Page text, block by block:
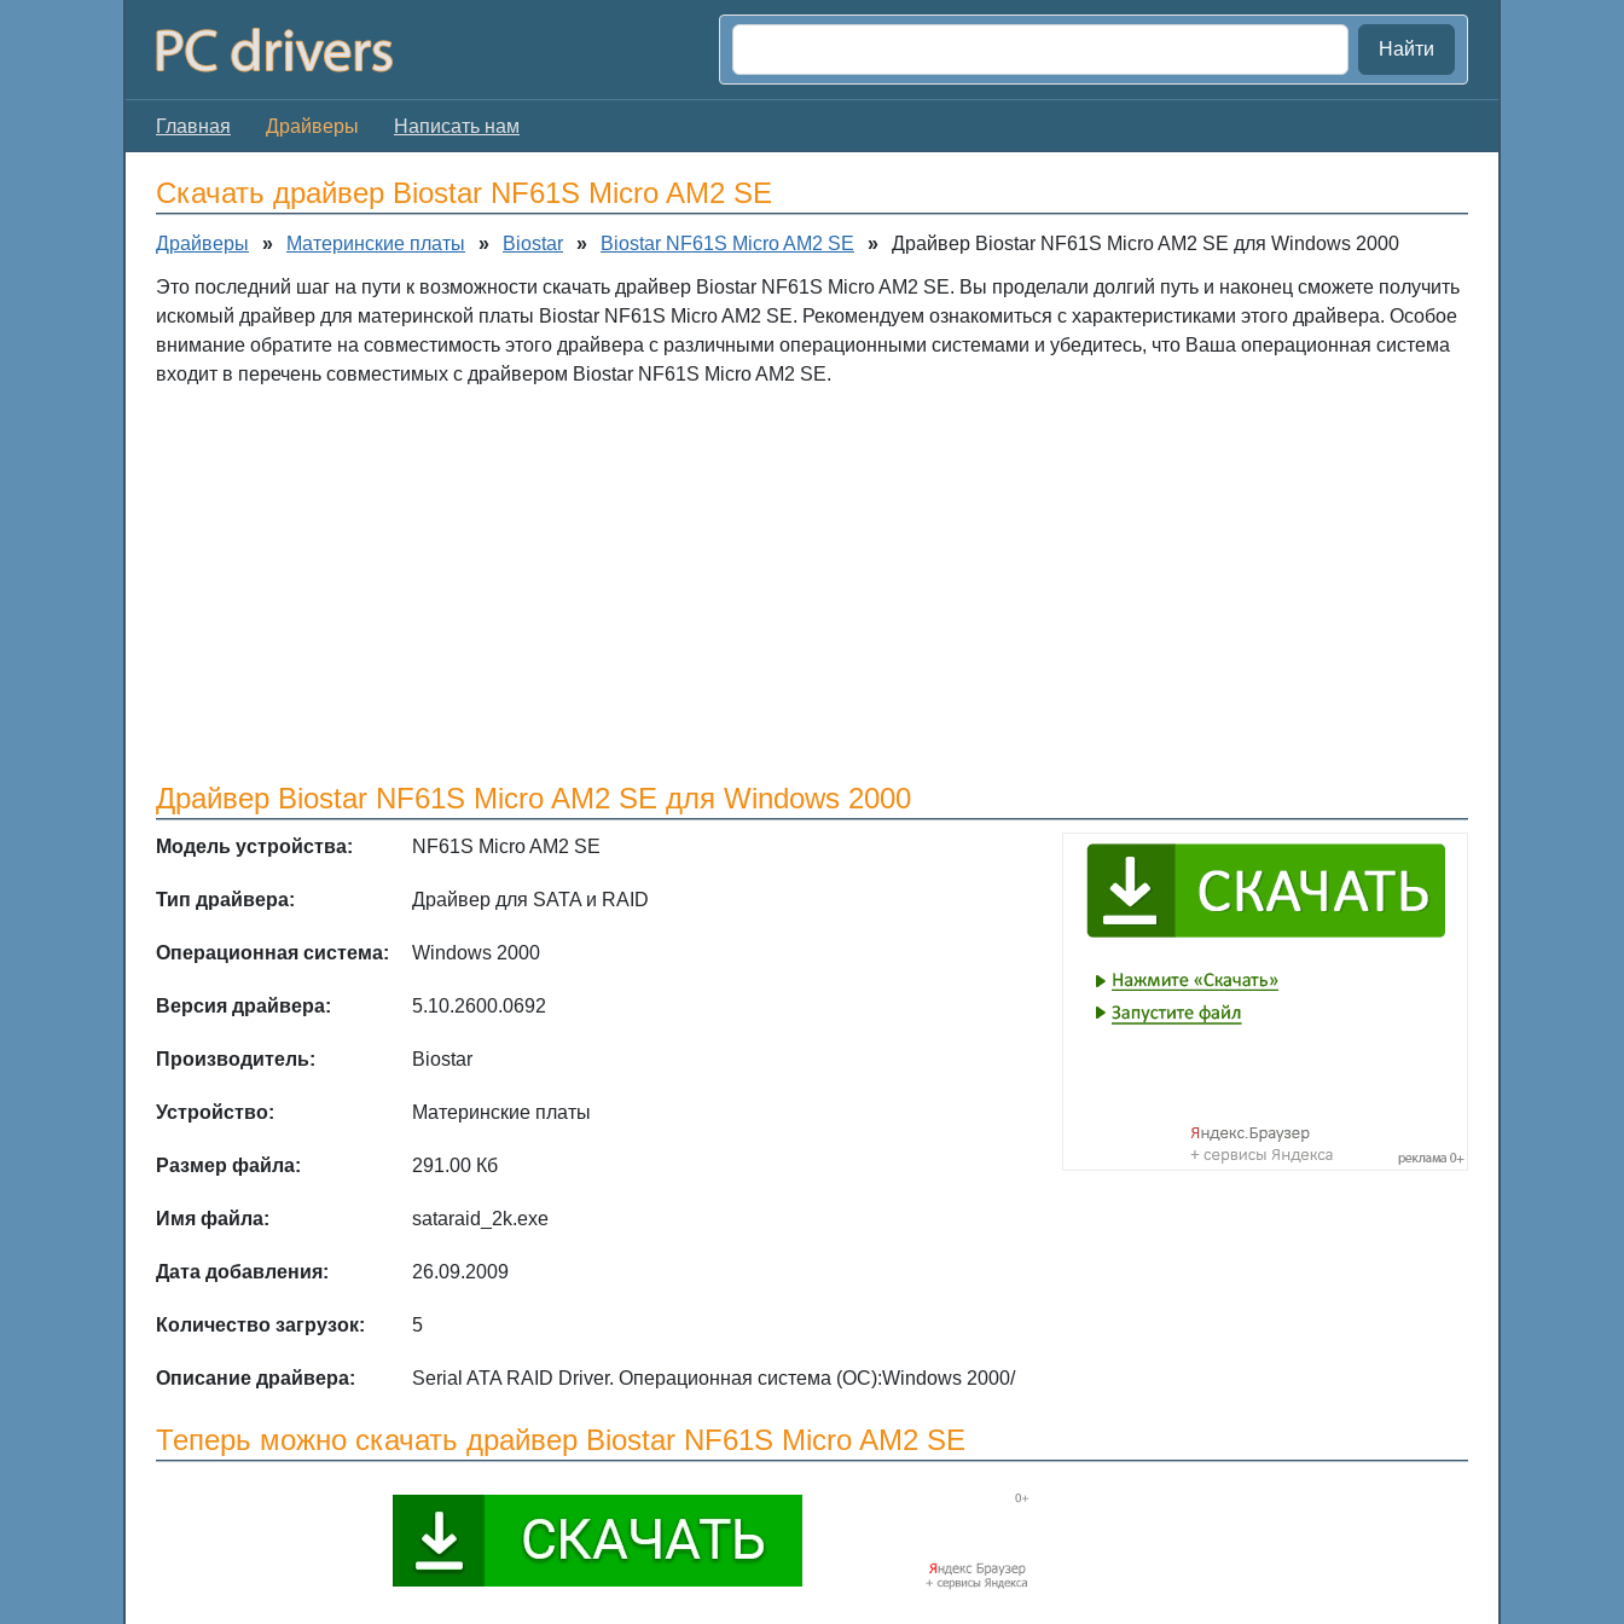
Найти
Главная Драйверы Написать нам
Скачать драйвер Biostar NF61S Micro AM2 SE
Драйверы » Материнские платы » Biostar » Biostar NF61S Micro AM2 SE » Драйвер Biostar NF61S Micro AM2 SE для Windows 2000
Это последний шаг на пути к возможности скачать драйвер Biostar NF61S Micro AM2 SE. Вы проделали долгий путь и наконец сможете получить
искомый драйвер для материнской платы Biostar NF61S Micro AM2 SE. Рекомендуем ознакомиться с характеристиками этого драйвера. Особое
внимание обратите на совместимость этого драйвера с различными операционными системами и убедитесь, что Ваша операционная система
входит в перечень совместимых с драйвером Biostar NF61S Micro AM2 SE.
Драйвер Biostar NF61S Micro AM2 SE для Windows 2000
Модель устройства: NF61S Micro AM2 SE
Тип драйвера: Драйвер для SATA и RAID
Операционная система: Windows 2000
Версия драйвера: 5.10.2600.0692
Производитель: Biostar
Устройство: Материнские платы
Размер файла: 291.00 Кб
Имя файла: sataraid_2k.exe
Дата добавления: 26.09.2009
Количество загрузок: 5
Описание драйвера: Serial ATA RAID Driver. Операционная система (ОС):Windows 2000/
Теперь можно скачать драйвер Biostar NF61S Micro AM2 SE